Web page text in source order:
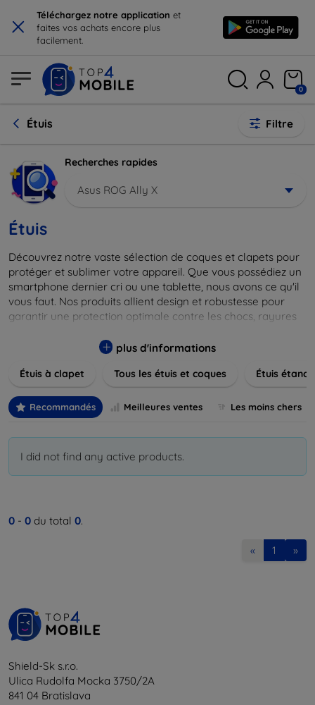
× Téléchargez notre application et
faites vos achats encore plus
facilement.
0
Étuis Filtre
Recherches rapides
Asus ROG Ally X
Étuis
Découvrez notre vaste sélection de coques et clapets pour
protéger et sublimer votre appareil. Que vous possédiez un
smartphone dernier cri ou une tablette, nous avons ce qu'il
vous faut. Nos produits allient design et robustesse pour
garantir une protection optimale contre les chocs, rayures
allant des modèles élégants et minimalistes aux designs
matériaux de haute qualité, y compris le cuir, le silicone, et
parfait pour exprimer votre style tout en assurant la
durabilité de votre appareil.
plus d'informations
Étuis à clapet Tous les étuis et coques Étuis
Recommandés Meilleures ventes Les moins chers
I did not find any active products.
0 - 0 du total 0.
« 1 »
Shield-Sk s.r.o.
Ulica Rudolfa Mocka 3750/2A
841 04 Bratislava